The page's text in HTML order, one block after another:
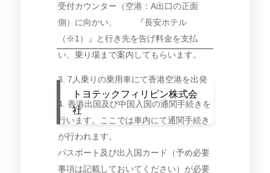
受付カウンター（空港：A出口の正面
側）に向かい、 『長安ホテル
（※1）』と行き先を告げ料金を支払
い、乗り場まで案内してもらいます。
3. 7人乗りの乗用車にて香港空港を出発
4. 香港出国及び中国入国の通関手続きを
行います。ここでは車内にて通関手続き
が行われます。
パスポート及び出入国カード（予め必要
事項は記載しておいてください）が必要
トヨテックフィリピン株式会
社